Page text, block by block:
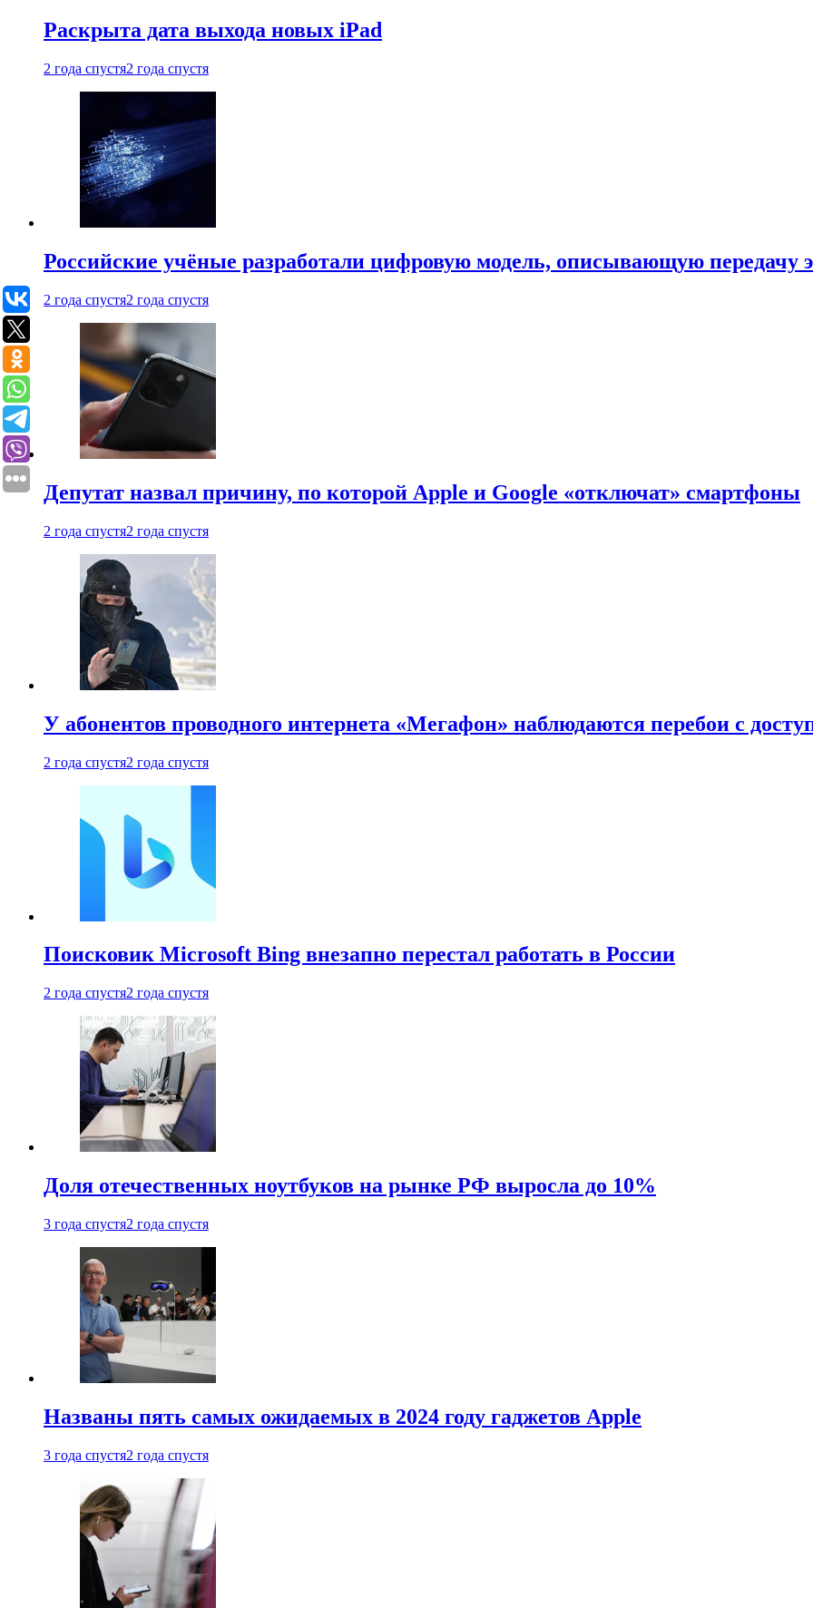
Раскрыта дата выхода новых iPad
2 года спустя2 года спустя
Российские учёные разработали цифровую модель, описывающую передачу
2 года спустя2 года спустя
Депутат назвал причину, по которой Apple и Google «отключат» смартфоны
2 года спустя2 года спустя
У абонентов проводного интернета «Мегафон» наблюдаются перебои с
2 года спустя2 года спустя
Поисковик Microsoft Bing внезапно перестал работать в России
2 года спустя2 года спустя
Доля отечественных ноутбуков на рынке РФ выросла до 10%
3 года спустя2 года спустя
Названы пять самых ожидаемых в 2024 году гаджетов Apple
3 года спустя2 года спустя